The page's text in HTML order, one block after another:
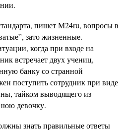
пишет M24ru, вопросы в
зато жизненные.
когда при входе на
встречает двух учениц,
банку со странной
поступить сотрудник при виде
тайком выводящего из
девочку.
знать правильные ответы